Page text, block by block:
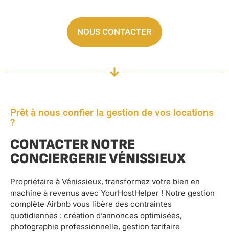
NOUS CONTACTER
Prêt à nous confier la gestion de vos locations
?
CONTACTER NOTRE
CONCIERGERIE VÉNISSIEUX
Propriétaire à Vénissieux, transformez votre bien en
machine à revenus avec YourHostHelper ! Notre gestion
complète Airbnb vous libère des contraintes
quotidiennes : création d’annonces optimisées,
photographie professionnelle, gestion tarifaire